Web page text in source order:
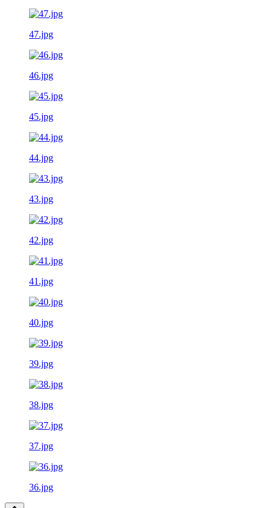
47.jpg
46.jpg
45.jpg
44.jpg
43.jpg
42.jpg
41.jpg
40.jpg
39.jpg
38.jpg
37.jpg
36.jpg